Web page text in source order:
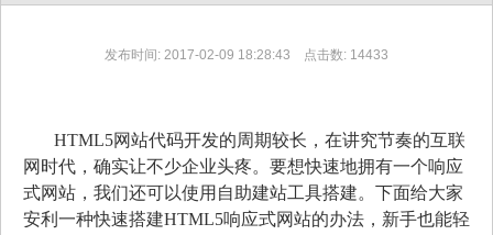
发布时间: 2017-02-09 18:28:43 点击数: 14433
HTML5网站代码开发的周期较长，在讲究节奏的互联
网时代，确实让不少企业头疼。要想快速地拥有一个响应
式网站，我们还可以使用自助建站工具搭建。下面给大家
安利一种快速搭建HTML5响应式网站的办法，新手也能轻